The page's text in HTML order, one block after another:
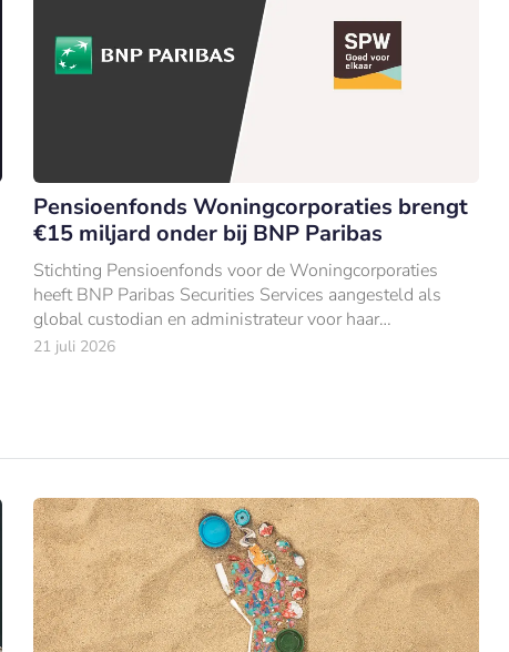
Pensioenfonds Woningcorporaties brengt
€15 miljard onder bij BNP Paribas
Stichting Pensioenfonds voor de Woningcorporaties
heeft BNP Paribas Securities Services aangesteld als
global custodian en administrateur voor haar
beleggingen van €15 mld (per 31 december 2025).
21 juli 2026